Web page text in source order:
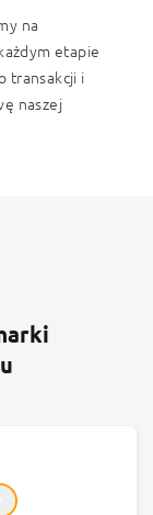
na
etapie
transakcji i
naszej